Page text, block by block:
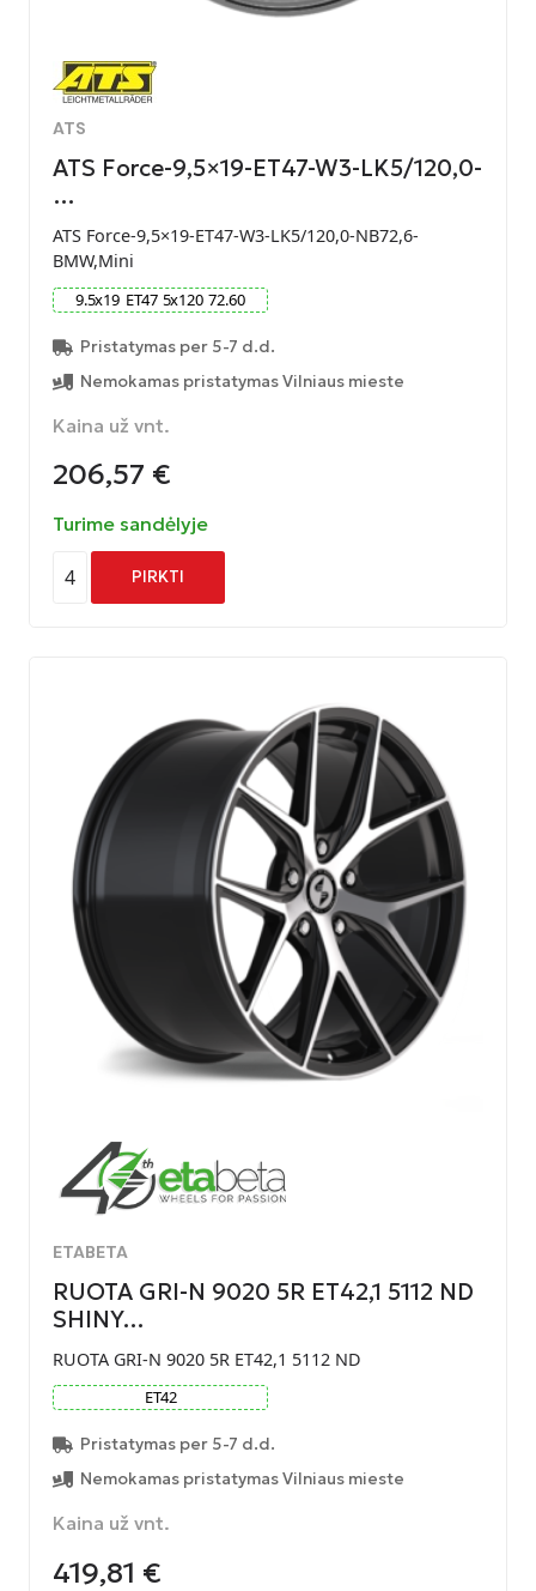
ATS
ATS Force-9,5×19-ET47-W3-LK5/120,0-
…
ATS Force-9,5×19-ET47-W3-LK5/120,0-NB72,6-
BMW,Mini
9.5x19 ET47 5x120 72.60
Pristatymas per 5-7 d.d.
Nemokamas pristatymas Vilniaus mieste
Kaina už vnt.
206,57 €
Turime sandėlyje
4 PIRKTI
ETABETA
RUOTA GRI-N 9020 5R ET42,1 5112 ND
SHINY…
RUOTA GRI-N 9020 5R ET42,1 5112 ND
ET42
Pristatymas per 5-7 d.d.
Nemokamas pristatymas Vilniaus mieste
Kaina už vnt.
419,81 €